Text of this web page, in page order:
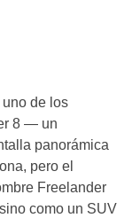
de los
8 — un
panorámica
pero el
Freelander
como un SUV